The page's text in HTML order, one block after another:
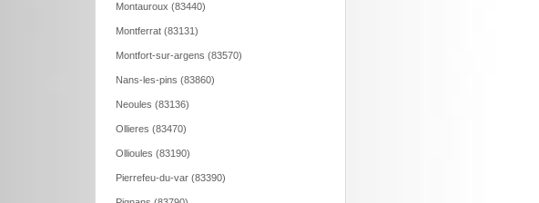
Montauroux (83440)
Montferrat (83131)
Montfort-sur-argens (83570)
Nans-les-pins (83860)
Neoules (83136)
Ollieres (83470)
Ollioules (83190)
Pierrefeu-du-var (83390)